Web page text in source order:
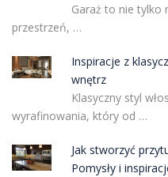
Garaż to nie tylko
przestrzeń, …
Inspiracje z
wnętrz
Klasyczny styl
wyrafinowania, który od …
Jak stworzyć
Pomysły i